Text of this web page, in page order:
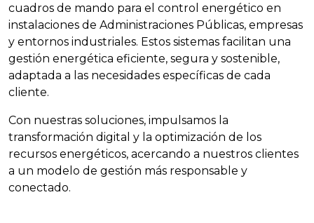
cuadros de mando para el control energético en
instalaciones de Administraciones Públicas, empresas
y entornos industriales. Estos sistemas facilitan una
gestión energética eficiente, segura y sostenible,
adaptada a las necesidades específicas de cada
cliente.
Con nuestras soluciones, impulsamos la
transformación digital y la optimización de los
recursos energéticos, acercando a nuestros clientes
a un modelo de gestión más responsable y
conectado.